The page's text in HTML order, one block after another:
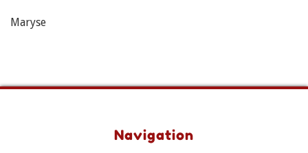
Maryse
Navigation